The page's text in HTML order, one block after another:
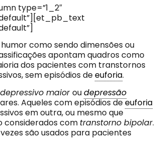
type=”1_2″
como sendo dimensões ou
apontam quadros como
dos pacientes com transtornos
sem episódios deeuforia.
maioroudepressão
Aqueles com episódios deeuforia
em outra, ou mesmo que
considerados com transtorno bipolar.
são usados para pacientes